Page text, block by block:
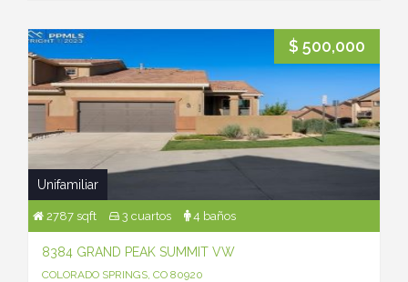
$ 500,000
Unifamiliar
2787 sqft 3 cuartos 4 baños
8384 GRAND PEAK SUMMIT VW
COLORADO SPRINGS, CO 80920